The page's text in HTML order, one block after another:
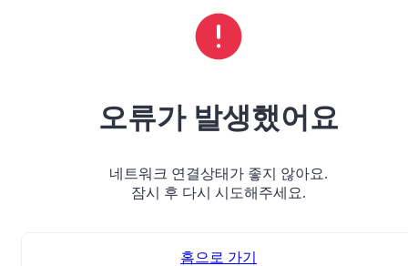
오류가 발생했어요
네트워크 연결상태가 좋지 않아요.
잠시 후 다시 시도해주세요.
홈으로 가기